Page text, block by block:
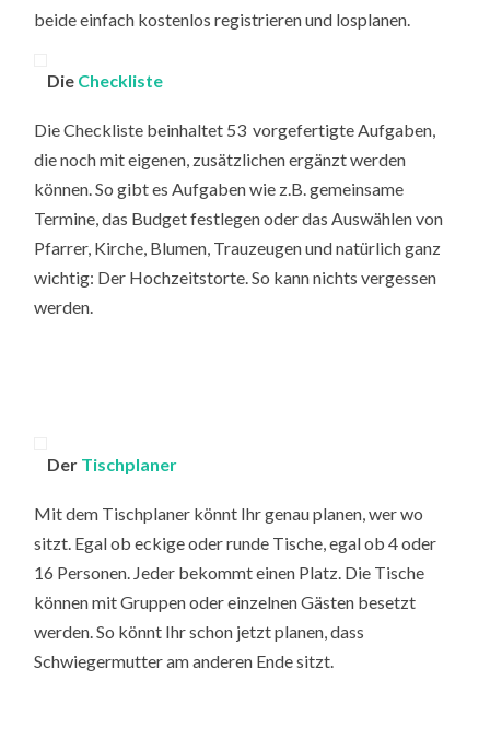
beide einfach kostenlos registrieren und losplanen.
Die Checkliste
Die Checkliste beinhaltet 53 vorgefertigte Aufgaben,
die noch mit eigenen, zusätzlichen ergänzt werden
können. So gibt es Aufgaben wie z.B. gemeinsame
Termine, das Budget festlegen oder das Auswählen von
Pfarrer, Kirche, Blumen, Trauzeugen und natürlich ganz
wichtig: Der Hochzeitstorte. So kann nichts vergessen
werden.
Der Tischplaner
Mit dem Tischplaner könnt Ihr genau planen, wer wo
sitzt. Egal ob eckige oder runde Tische, egal ob 4 oder
16 Personen. Jeder bekommt einen Platz. Die Tische
können mit Gruppen oder einzelnen Gästen besetzt
werden. So könnt Ihr schon jetzt planen, dass
Schwiegermutter am anderen Ende sitzt.